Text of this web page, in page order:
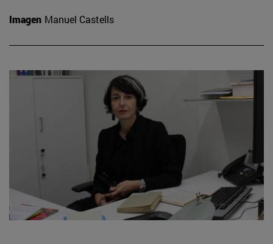
Imagen Manuel Castells